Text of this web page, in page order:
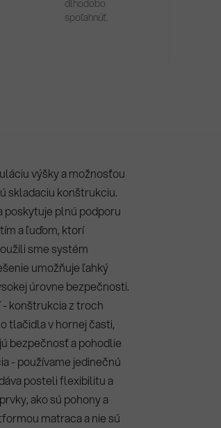
dlhodobo
spoľahnúť.
výšky a možnosťou
skladaciu konštrukciu.
poskytuje plnú podporu
a ľuďom, ktorí
sme systém
umožňuje ľahký
úrovne bezpečnosti.
konštrukcia z troch
tlačidla v hornej časti,
bezpečnosť a pohodlie
- používame jedinečnú
posteli flexibilitu a
ako sú pohony a
matraca a nie sú